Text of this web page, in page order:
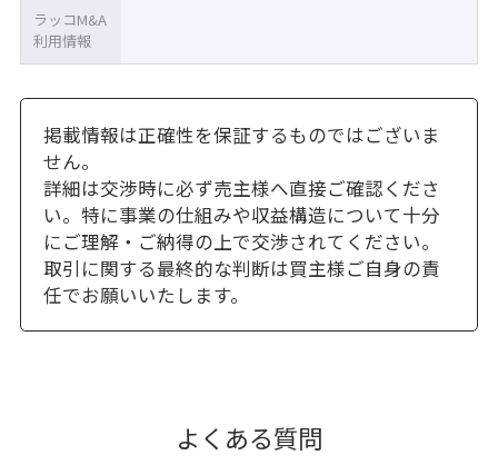
ラッコM&A
利用情報
掲載情報は正確性を保証するものではございま
せん。
詳細は交渉時に必ず売主様へ直接ご確認くださ
い。特に事業の仕組みや収益構造について十分
にご理解・ご納得の上で交渉されてください。
取引に関する最終的な判断は買主様ご自身の責
任でお願いいたします。
よくある質問